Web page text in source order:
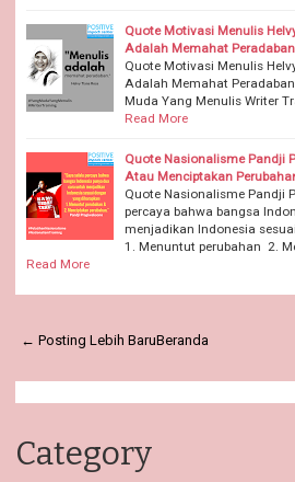
Quote Motivasi Menulis
Adalah Memahat Peradaban
Quote Motivasi Menulis
Adalah Memahat
Muda Yang Menulis Writer
Read More
Quote Nasionalisme Pandji
Atau Menciptakan
Quote Nasionalisme Pandji
percaya bahwa bangsa
menjadikan Indonesia
1. Menuntut perubahan 2.
Read More
← Posting Lebih BaruBeranda
Category